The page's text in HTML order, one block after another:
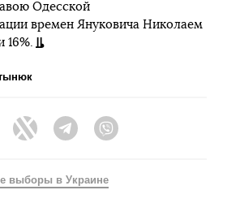
Одесской
времен Януковича Николаем
16%.
FacebookTwitter Telegram
выборы в Украине